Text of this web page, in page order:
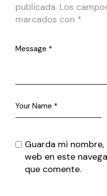
publicada. Los
marcados con *
Guarda mi
web en este
que comente.